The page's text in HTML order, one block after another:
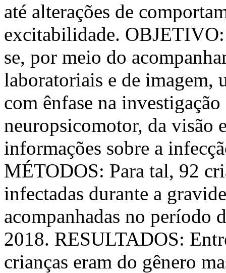
até alterações de
excitabilidade.
se, por meio do
laboratoriais e de imagem,
com ênfase na
neuropsicomotor, da visão
informações sobre a
MÉTODOS: Para tal, 92
infectadas durante a
acompanhadas no período
2018. RESULTADOS:
crianças eram do gênero